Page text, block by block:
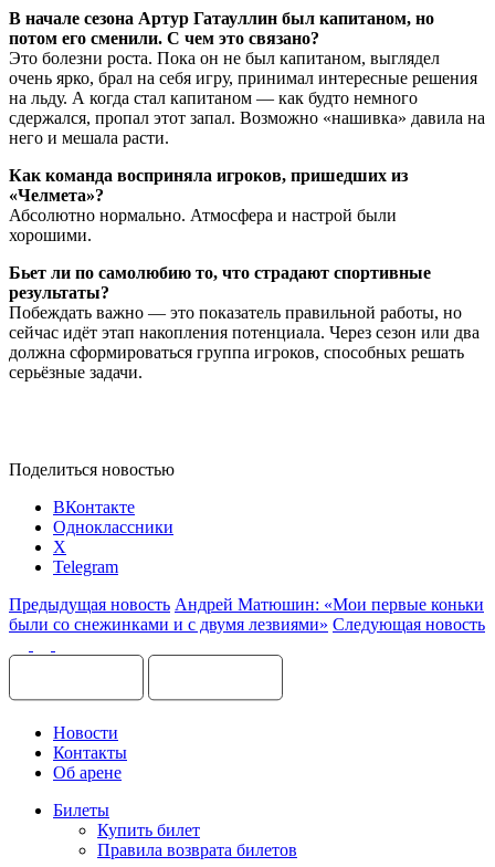
В начале сезона Артур Гатауллин был капитаном, но
потом его сменили. С чем это связано?
Это болезни роста. Пока он не был капитаном, выглядел
очень ярко, брал на себя игру, принимал интересные решения
на льду. А когда стал капитаном — как будто немного
сдержался, пропал этот запал. Возможно «нашивка» давила на
него и мешала расти.
Как команда восприняла игроков, пришедших из
«Челмета»?
Абсолютно нормально. Атмосфера и настрой были
хорошими.
Бьет ли по самолюбию то, что страдают спортивные
результаты?
Побеждать важно — это показатель правильной работы, но
сейчас идёт этап накопления потенциала. Через сезон или два
должна сформироваться группа игроков, способных решать
серьёзные задачи.
Поделиться новостью
ВКонтакте
Одноклассники
X
Telegram
Предыдущая новость Андрей Матюшин: «Мои первые коньки
были со снежинками и с двумя лезвиями» Следующая новость
Новости
Контакты
Об арене
Билеты
Купить билет
Правила возврата билетов